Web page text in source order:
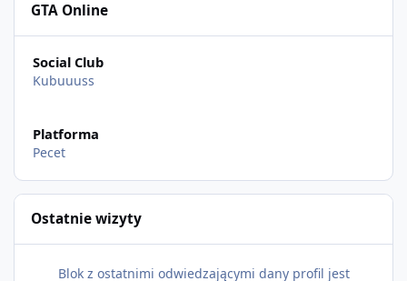
GTA Online
Social Club
Kubuuuss
Platforma
Pecet
Ostatnie wizyty
Blok z ostatnimi odwiedzającymi dany profil jest